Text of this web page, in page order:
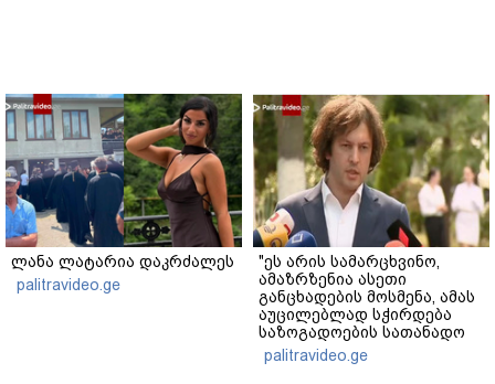
ლანა ლატარია დაკრძალეს
palitravideo.ge
"ეს არის სამარცხვინო,
ამაზრზენია ასეთი
განცხადების მოსმენა, ამას
აუცილებლად სჭირდება
საზოგადოების სათანადო
რეაქცია" - ირაკლი
კობახიძე
palitravideo.ge